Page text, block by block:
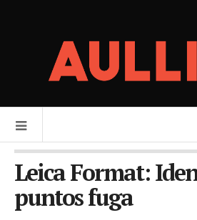
Leica Format:
puntos fuga